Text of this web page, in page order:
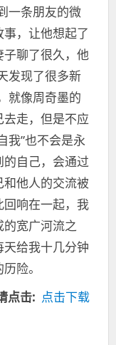
一条朋友的微
，让他想起了
子聊了很久，他
发现了很多新
就像周奇墨的
走，但是不应
我”也不会是永
自己，会通过
他人的交流被
响在一起，我
宽广河流之
给我十几分钟
险。
点击: 点击下载